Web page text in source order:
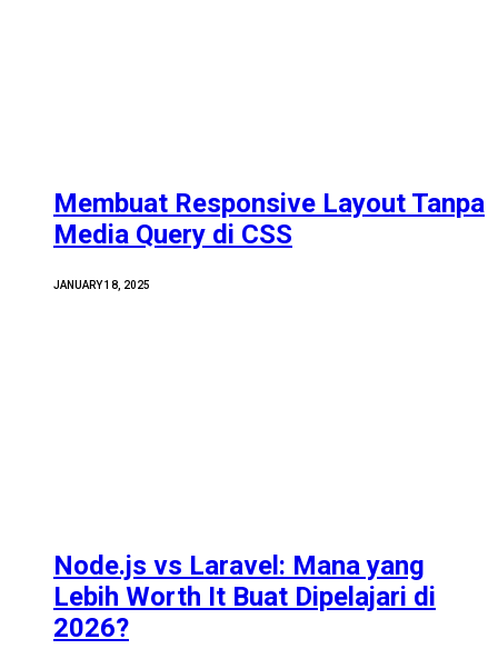
Membuat Responsive Layout Tanpa
Media Query di CSS
JANUARY 18, 2025
Node.js vs Laravel: Mana yang
Lebih Worth It Buat Dipelajari di
2026?